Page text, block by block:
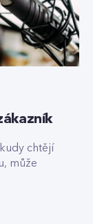
chtějí
může